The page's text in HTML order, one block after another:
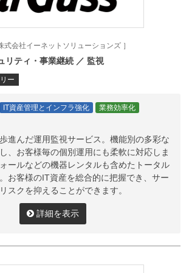
式会社イーネットソリューションズ ］
リティ・事業継続 ／ 監視
ー
IT資産管理とインフラ強化
業務効率化
進んだ運用監視サービス。機能別の多彩な
、お客様毎の個別運用にも柔軟に対応しま
ールなどの機器レンタルも含めたトータル
お客様のIT資産を総合的に把握でき、サー
スクを抑えることができます。
詳細を表示